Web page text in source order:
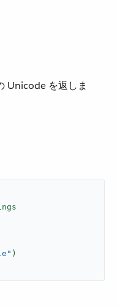
Unicode を返しま